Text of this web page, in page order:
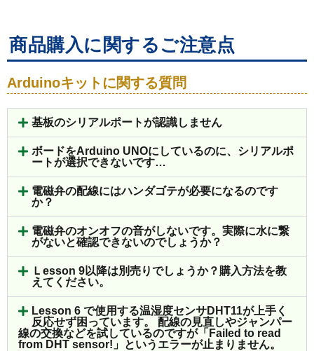
商品購入に関するご注意点
Arduinoキットに関する質問
基板のシリアルポートが認識しません
ボードをArduino UNOにしているのに、シリアルポ
ートが選択できないです…
電磁弁の配線にはハンダゴテが必要になるのです
か？
電磁弁のオンオフの音がしないです。実際に水に繋
がないと確認できないのでしょうか？
Ｌesson 9以降は別売りでしょうか？購入方法を教
えてください。
Lesson 6 で使用する温湿度センサDHT11が上手く
反応せず困っています。 配線の見直しやジャンパー
線の交換などを試しているのですが「Failed to read
from DHT sensor!」というエラーが止まりません。